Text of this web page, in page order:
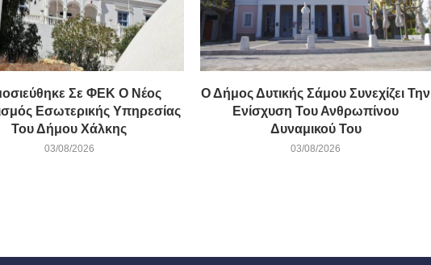
Σε ΦΕΚ Ο Νέος
Εσωτερικής Υπηρεσίας
Του Δήμου Χάλκης
03/08/2026
Ο Δήμος Δυτικής Σάμου Συνεχίζει Την
Ενίσχυση Του Ανθρωπίνου
Δυναμικού Του
03/08/2026